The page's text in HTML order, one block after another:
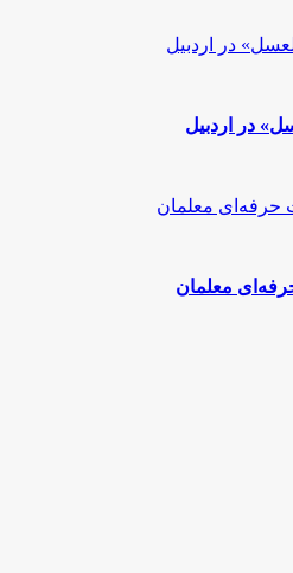
در اردبیل
معلمان